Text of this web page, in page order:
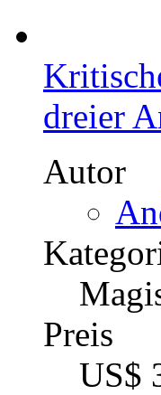
dreier
Autor
Preis
US$